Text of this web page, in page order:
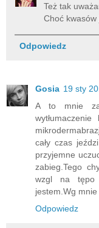
Też tak
Choć kwasów
Odpowiedz
Gosia 19 sty
A to mnie
cały czas
przyjemne
zabieg.Tego
wzgl na tępo
jestem.Wg mnie
Odpowiedz